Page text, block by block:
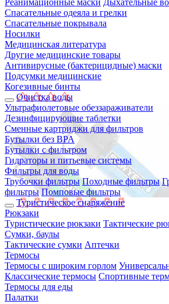
Реанимационные маски Дыхательные
Спасательные одеяла и грелки
Спасательные покрывала
Носилки
Медицинская литература
Другие медицинские товары
Антивирусные (бактерицидные) маски
Подсумки медицинские
Когезивные бинты
Очистка воды
Ультрафиолетовые обеззараживатели
Дезинфицирующие таблетки
Сменные картриджи для фильтров
Бутылки без BPA
Бутылки с фильтром
Гидраторы и питьевые системы
Фильтры для воды
Трубочки фильтры Походные фильтры
фильтры Помповые фильтры
Туристическое снаряжение
Рюкзаки
Туристические рюкзаки Тактические
Сумки, баулы
Тактические сумки Аптечки
Термосы
Термосы с широким горлом
Классические термосы Спортивные
Термосы для еды
Палатки